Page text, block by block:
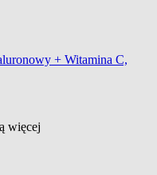
+ Witamina C,
więcej